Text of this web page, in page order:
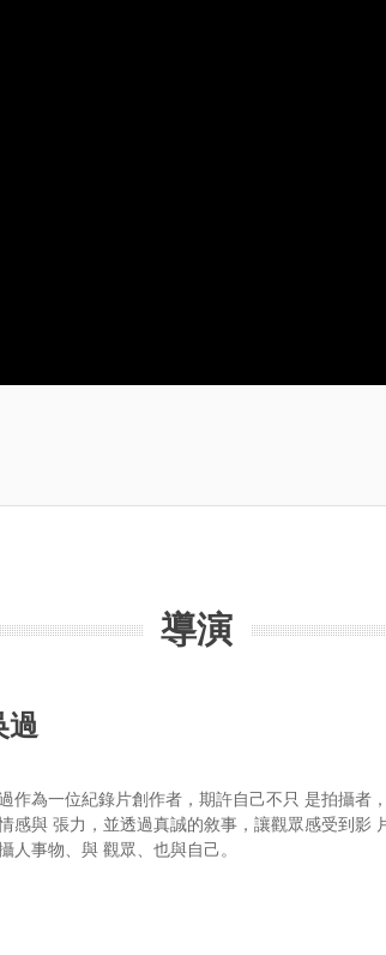
導演
過
作為一位紀錄片創作者，期許自己不只 是拍攝者
感與 張力，並透過真誠的敘事，讓觀眾感受到影
人事物、與 觀眾、也與自己。